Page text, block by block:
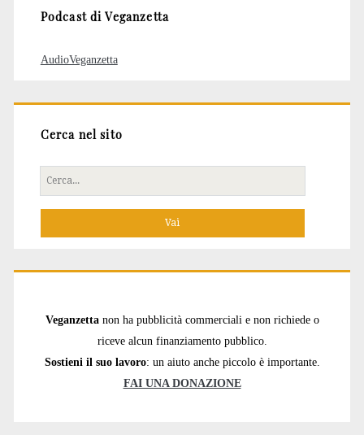
Podcast di Veganzetta
AudioVeganzetta
Cerca nel sito
Cerca
per:
Veganzetta non ha pubblicità commerciali e non richiede o
riceve alcun finanziamento pubblico.
Sostieni il suo lavoro: un aiuto anche piccolo è importante.
FAI UNA DONAZIONE